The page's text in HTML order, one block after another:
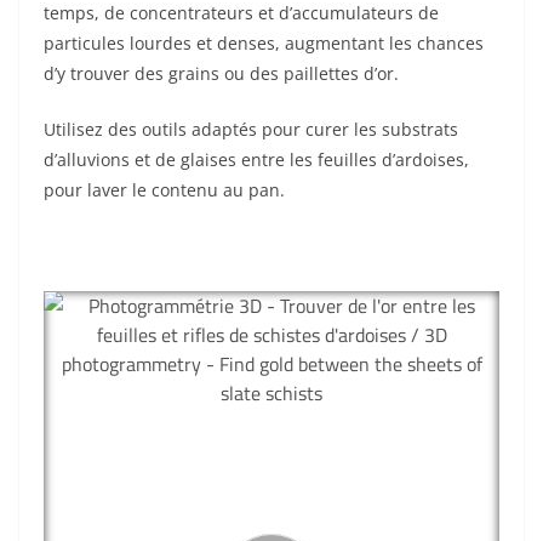
temps, de concentrateurs et d’accumulateurs de
particules lourdes et denses, augmentant les chances
d’y trouver des grains ou des paillettes d’or.
Utilisez des outils adaptés pour curer les substrats
d’alluvions et de glaises entre les feuilles d’ardoises,
pour laver le contenu au pan.